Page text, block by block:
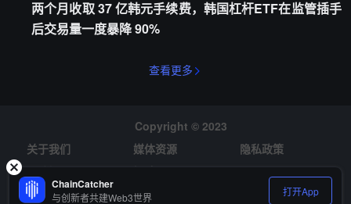
两个月收取 37 亿韩元手续费，韩国杠杆ETF在监管插手
后交易量一度暴降 90%
查看更多
Copyright © 2023
关于我们
媒体资源
隐私政策
风险提示
招聘
ChainCatcher
与创新者共建Web3世界 打开App